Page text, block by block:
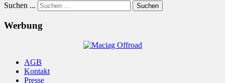
Suchen ... Suchen
Werbung
AGB
Kontakt
Presse